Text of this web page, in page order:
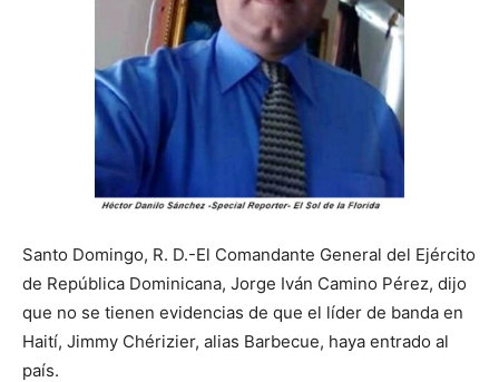
Santo Domingo, R. D.-El Comandante General del Ejército
de República Dominicana, Jorge Iván Camino Pérez, dijo
que no se tienen evidencias de que el líder de banda en
Haití, Jimmy Chérizier, alias Barbecue, haya entrado al
país.